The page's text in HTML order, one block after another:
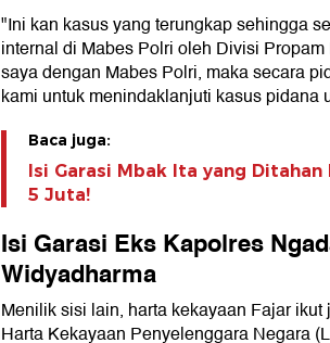
"Ini kan kasus yang terungkap sehingga
internal di Mabes Polri oleh Divisi
saya dengan Mabes Polri, maka secara
kami untuk menindaklanjuti kasus pidana
Baca juga:
Isi Garasi Mbak Ita yang Ditahan
5 Juta!
Isi Garasi Eks Kapolres
Widyadharma
Menilik sisi lain, harta kekayaan Fajar
Harta Kekayaan Penyelenggara Negara